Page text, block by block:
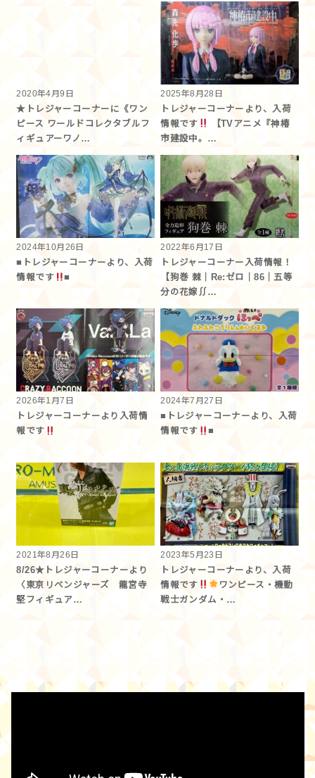
2020年4月9日
★トレジャーコーナーに《ワン
ピース ワールドコレクタブルフ
ィギュアーワノ…
2025年8月28日
トレジャーコーナーより、入荷
情報です
【TVアニメ『神椿
市建設中。…
2024年10月26日
■トレジャーコーナーより、入荷
情報です
■
2022年6月17日
トレジャーコーナー入荷情報！
【狗巻 棘｜Re:ゼロ｜86｜五等
分の花嫁∬…
2026年1月7日
トレジャーコーナーより入荷情
報です
2024年7月27日
■トレジャーコーナーより、入荷
情報です
■
2021年8月26日
8/26★トレジャーコーナーより
〈東京リベンジャーズ 龍宮寺
堅フィギュア…
2023年5月23日
トレジャーコーナーより、入荷
情報です
ワンピース・機動
戦士ガンダム・…